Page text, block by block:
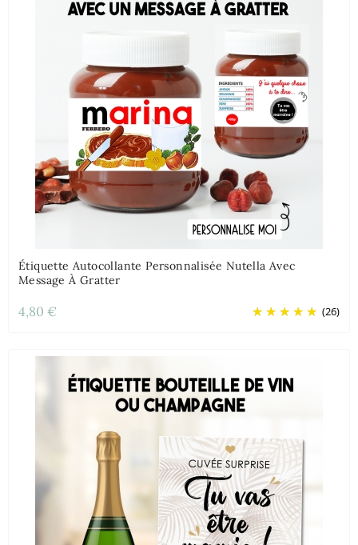
Étiquette Autocollante Personnalisée Nutella Avec
Message À Gratter
(26)
4,80 €